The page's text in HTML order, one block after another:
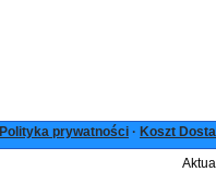
Polityka prywatności · Koszt